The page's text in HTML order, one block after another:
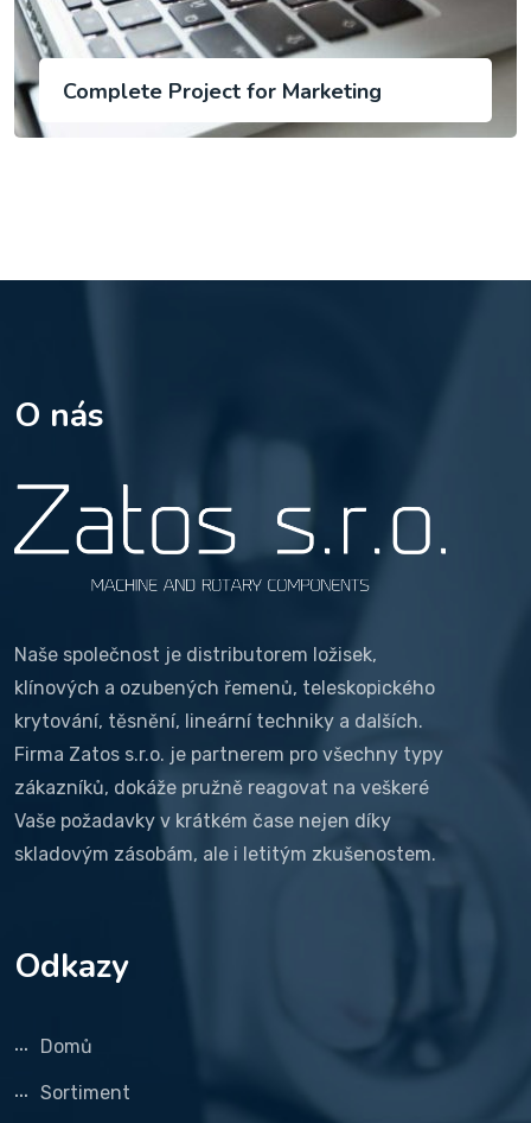
Complete Project for Marketing
O nás
Naše společnost je distributorem ložisek,
klínových a ozubených řemenů, teleskopického
krytování, těsnění, lineární techniky a dalších.
Firma Zatos s.r.o. je partnerem pro všechny typy
zákazníků, dokáže pružně reagovat na veškeré
Vaše požadavky v krátkém čase nejen díky
skladovým zásobám, ale i letitým zkušenostem.
Odkazy
Domů
Sortiment